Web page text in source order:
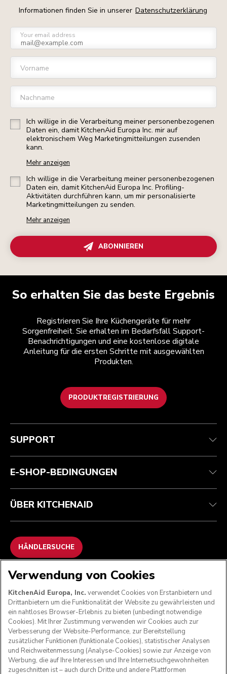
Informationen finden Sie in unserer Datenschutzerklärung
Your email address
Vorname
Nachname
Ich willige in die Verarbeitung meiner personenbezogenen
Daten ein, damit KitchenAid Europa Inc. mir auf
elektronischem Weg Marketingmitteilungen zusenden
kann.
Mehr anzeigen
Ich willige in die Verarbeitung meiner personenbezogenen
Daten ein, damit KitchenAid Europa Inc. Profiling-
Aktivitäten durchführen kann, um mir personalisierte
Marketingmitteilungen zu senden.
Mehr anzeigen
ABONNIEREN
So erhalten Sie das beste Ergebnis
Registrieren Sie Ihre Küchengeräte für mehr
Sorgenfreiheit. Sie erhalten im Bedarfsfall Support-
Benachrichtigungen und eine kostenlose digitale
Anleitung für die ersten Schritte mit ausgewählten
Produkten.
PRODUKTREGISTRIERUNG
Kundenservice
Garantie und Dokumente
Teilnahmebedingungen
Rückgaben und Erstattungen
ODR
Die Marke
Händlersuche
SUPPORT
E-SHOP-BEDINGUNGEN
ÜBER KITCHENAID
HÄNDLERSUCHE
WIR AKZEPTIEREN
FOLGEN SIE UNS
Verwendung von Cookies
KitchenAid Europa, Inc. verwendet Cookies von Erstanbietern und
Drittanbietern um die Funktionalität der Website zu gewährleisten und
ein nahtloses Browser-Erlebnis zu bieten (unbedingt notwendige
Cookies). Mit Ihrer Zustimmung verwenden wir Cookies auch zur
Verbesserung der Website-Performance, zur Bereitstellung
zusätzlicher Funktionen (funktionale Cookies), statistischer Analysen
und Reichweitenmessung (Analyse-Cookies) sowie zur Anzeige von
Werbung, die auf Ihre Interessen und Ihre Internetsuchgewohnheiten
zugeschnitten ist – auch durch Dritte und andere Plattformen